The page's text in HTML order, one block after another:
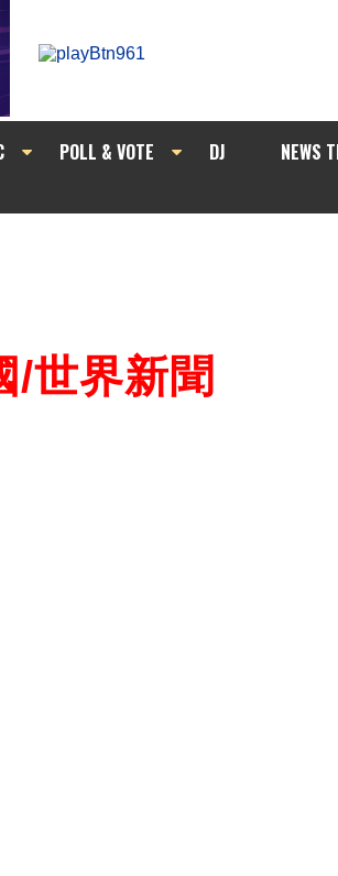
POLL & VOTE DJ
NEWS
世界新聞